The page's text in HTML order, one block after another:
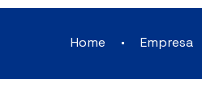
Home Empresa